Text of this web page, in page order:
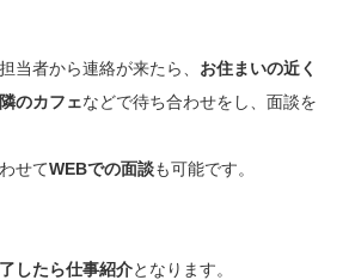
当者から連絡が来たら、 お住まいの近く
のカフェなどで待ち合わせをし、面談を
せてWEBでの面談も可能です。
したら仕事紹介となります。